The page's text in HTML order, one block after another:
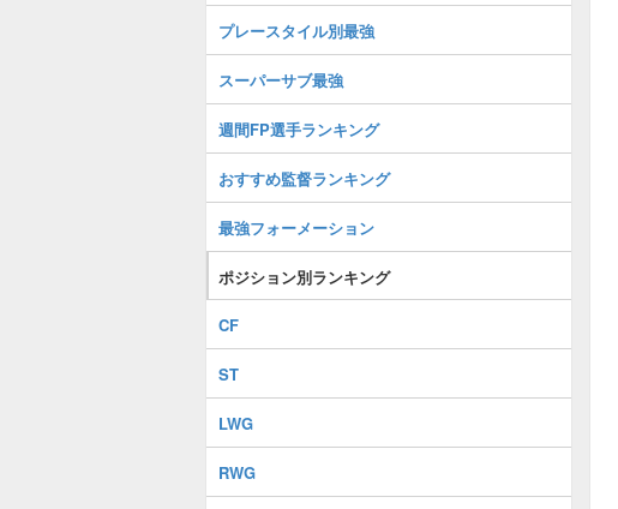
プレースタイル別最強
スーパーサブ最強
週間FP選手ランキング
おすすめ監督ランキング
最強フォーメーション
ポジション別ランキング
CF
ST
LWG
RWG